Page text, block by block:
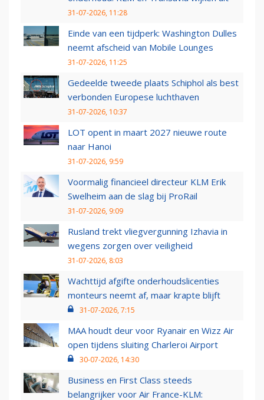
31-07-2026, 11:28
Einde van een tijdperk: Washington Dulles
neemt afscheid van Mobile Lounges
31-07-2026, 11:25
Gedeelde tweede plaats Schiphol als best
verbonden Europese luchthaven
31-07-2026, 10:37
LOT opent in maart 2027 nieuwe route
naar Hanoi
31-07-2026, 9:59
Voormalig financieel directeur KLM Erik
Swelheim aan de slag bij ProRail
31-07-2026, 9:09
Rusland trekt vliegvergunning Izhavia in
wegens zorgen over veiligheid
31-07-2026, 8:03
Wachttijd afgifte onderhoudslicenties
monteurs neemt af, maar krapte blijft
31-07-2026, 7:15
MAA houdt deur voor Ryanair en Wizz Air
open tijdens sluiting Charleroi Airport
30-07-2026, 14:30
Business en First Class steeds
belangrijker voor Air France-KLM: